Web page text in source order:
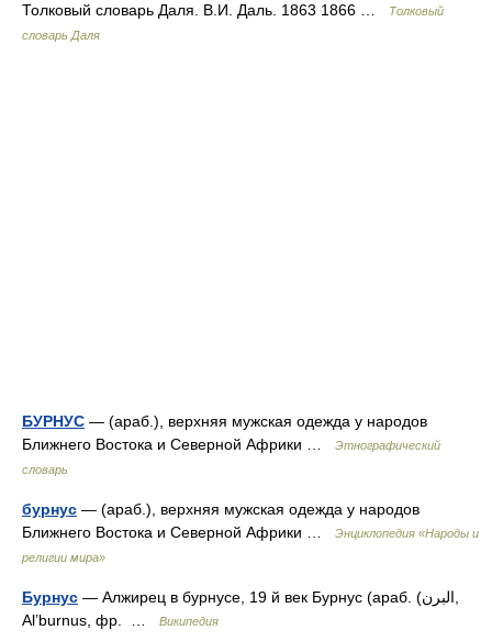
Толковый словарь Даля. В.И. Даль. 1863 1866 …
Толковый
словарь Даля
БУРНУС — (араб.), верхняя мужская одежда у народов
Ближнего Востока и Северной Африки …
Этнографический
словарь
бурнус — (араб.), верхняя мужская одежда у народов
Ближнего Востока и Северной Африки …
Энциклопедия «Народы и
религии мира»
Бурнус — Алжирец в бурнусе, 19 й век Бурнус (араб. (البرن‎‎,
Al’burnus, фр. …
Википедия